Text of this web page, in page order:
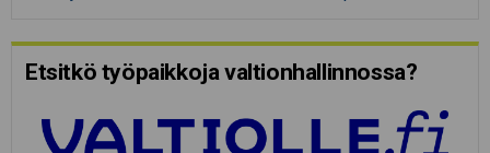
Etsitkö työpaikkoja valtion­hal­lin­nossa?